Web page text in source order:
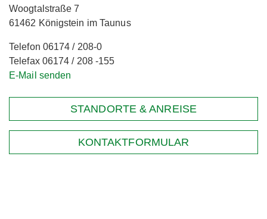
Woogtalstraße 7
61462 Königstein im Taunus
Telefon 06174 / 208-0
Telefax 06174 / 208 -155
E-Mail senden
STANDORTE & ANREISE
KONTAKTFORMULAR